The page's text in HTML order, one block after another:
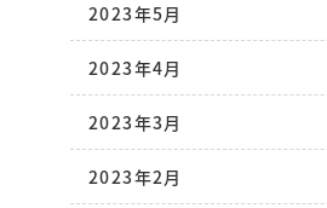
2023年5月
2023年4月
2023年3月
2023年2月